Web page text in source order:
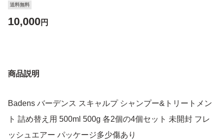
送料無料
10,000円
商品説明
Badens バーデンス スキャルプ シャンプー&トリートメン
ト 詰め替え用 500ml 500g 各2個の4個セット 未開封 フレ
ッシュエアー パッケージ多少傷あり